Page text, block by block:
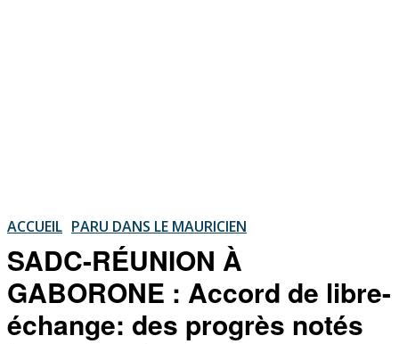
ACCUEIL PARU DANS LE MAURICIEN
SADC-RÉUNION À
GABORONE : Accord de libre-
échange: des progrès notés